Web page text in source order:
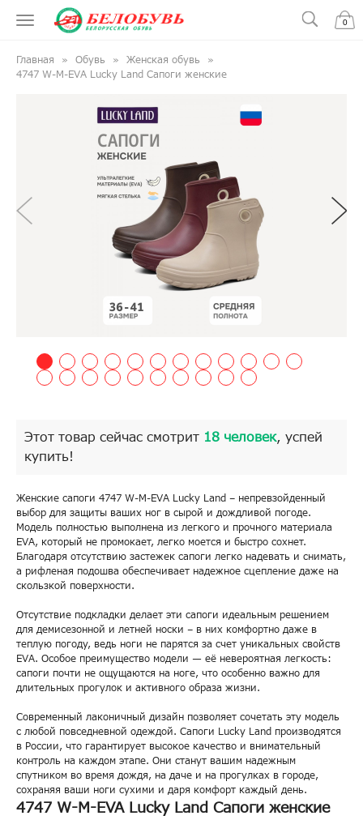
0
Главная Обувь
Женская обувь
4747 W-M-EVA Lucky Land Сапоги женские
Этот товар сейчас смотрит 18 человек, успей
купить!
Женские сапоги 4747 W-M-EVA Lucky Land – непревзойденный
выбор для защиты ваших ног в сырой и дождливой погоде.
Модель полностью выполнена из легкого и прочного материала
EVA, который не промокает, легко моется и быстро сохнет.
Благодаря отсутствию застежек сапоги легко надевать и снимать,
а рифленая подошва обеспечивает надежное сцепление даже на
скользкой поверхности.
Отсутствие подкладки делает эти сапоги идеальным решением
для демисезонной и летней носки – в них комфортно даже в
теплую погоду, ведь ноги не парятся за счет уникальных свойств
EVA. Особое преимущество модели — её невероятная легкость:
сапоги почти не ощущаются на ноге, что особенно важно для
длительных прогулок и активного образа жизни.
Современный лаконичный дизайн позволяет сочетать эту модель
с любой повседневной одеждой. Сапоги Lucky Land производятся
в России, что гарантирует высокое качество и внимательный
контроль на каждом этапе. Они станут вашим надежным
спутником во время дождя, на даче и на прогулках в городе,
сохраняя ваши ноги сухими и даря комфорт каждый день.
4747 W-M-EVA Lucky Land Сапоги женские